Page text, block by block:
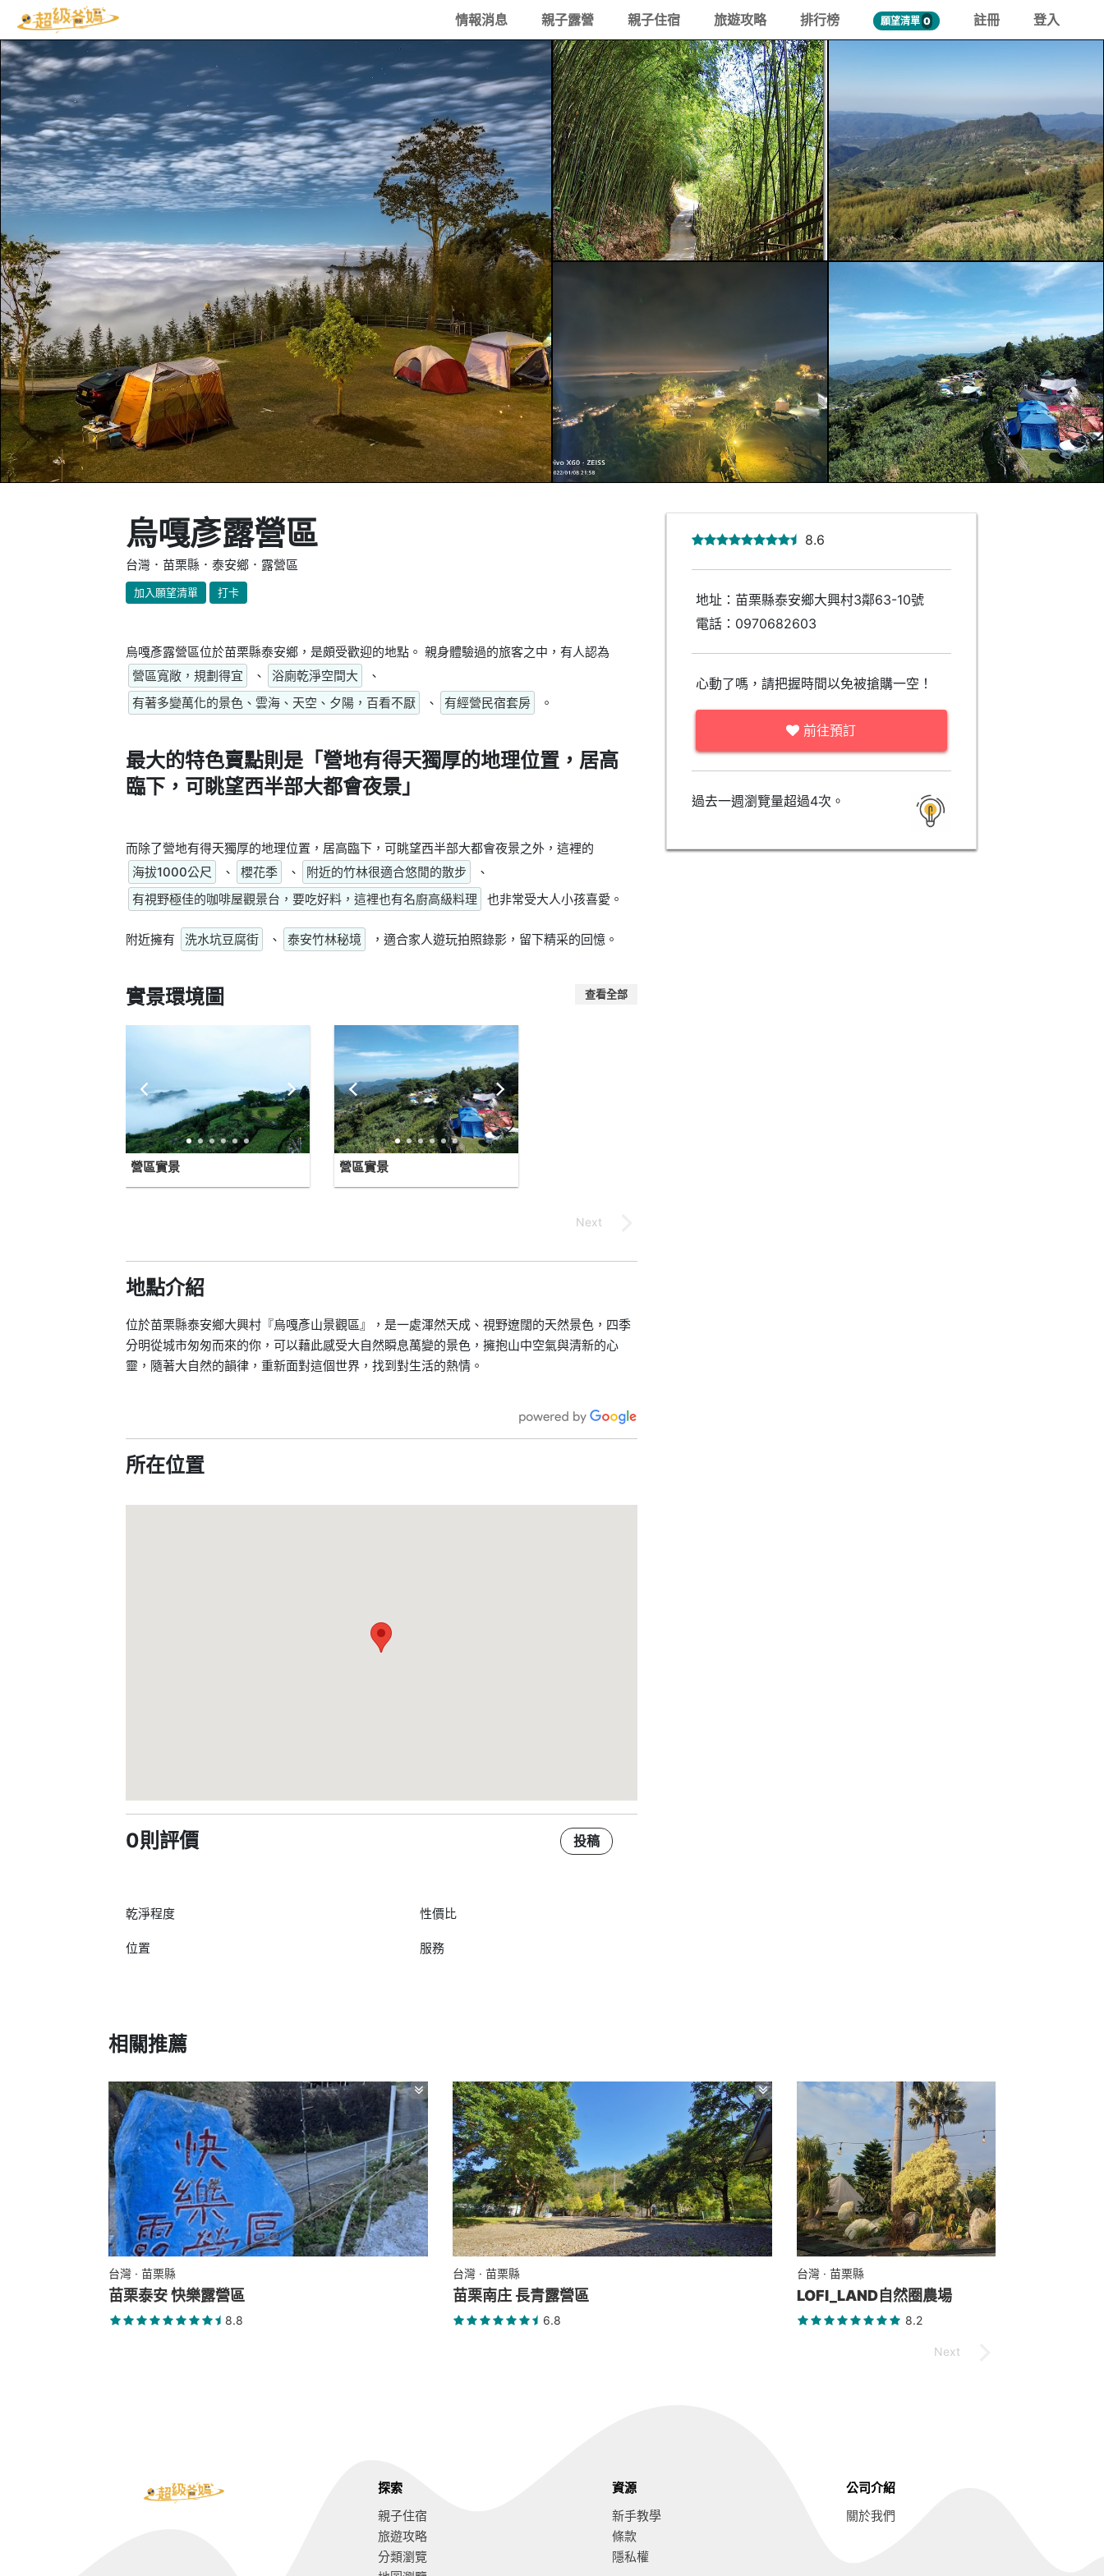
情報消息 親子露營 親子住宿 旅遊攻略 排行榜 願望清單 0 註冊 登入
烏嘎彥露營區
台灣．苗栗縣．泰安鄉．露營區
加入願望清單 打卡
烏嘎彥露營區位於苗栗縣泰安鄉，是頗受歡迎的地點。 親身體驗過的旅客之中，有人認為
營區寬敞，規劃得宜
、 浴廁乾淨空間大
、
有著多變萬化的景色、雲海、天空、夕陽，百看不厭
、 有經營民宿套房 。
最大的特色賣點則是「營地有得天獨厚的地理位置，居高
臨下，可眺望西半部大都會夜景」
而除了營地有得天獨厚的地理位置，居高臨下，可眺望西半部大都會夜景之外，這裡的
海拔1000公尺
、 櫻花季 、 附近的竹林很適合悠閒的散步
、
有視野極佳的咖啡屋觀景台，要吃好料，這裡也有名廚高級料理
也非常受大人小孩喜愛。
附近擁有 洗水坑豆腐街 、 泰安竹林秘境 ，適合家人遊玩拍照錄影，留下精采的回憶。
實景環境圖 查看全部
營區實景 營區實景
地點介紹
位於苗栗縣泰安鄉大興村『烏嘎彥山景觀區』，是一處渾然天成、視野遼闊的天然景色，四季
分明從城市匆匆而來的你，可以藉此感受大自然瞬息萬變的景色，擁抱山中空氣與清新的心
靈，隨著大自然的韻律，重新面對這個世界，找到對生活的熱情。
所在位置
0則評價 投稿
乾淨程度
位置
性價比
服務
8.6
地址：苗栗縣泰安鄉大興村3鄰63-10號
電話： 0970682603
心動了嗎，請把握時間以免被搶購一空！
前往預訂
過去一週瀏覽量超過4次。
相關推薦
台灣 · 苗栗縣
苗栗泰安 快樂露營區
8.8
台灣 · 苗栗縣
苗栗南庄 長青露營區
6.8
台灣 · 苗栗縣
LOFI_LAND自然圈農場
8.2
探索
親子住宿
旅遊攻略
分類瀏覽
資源
新手教學
條款
隱私權
公司介紹
關於我們